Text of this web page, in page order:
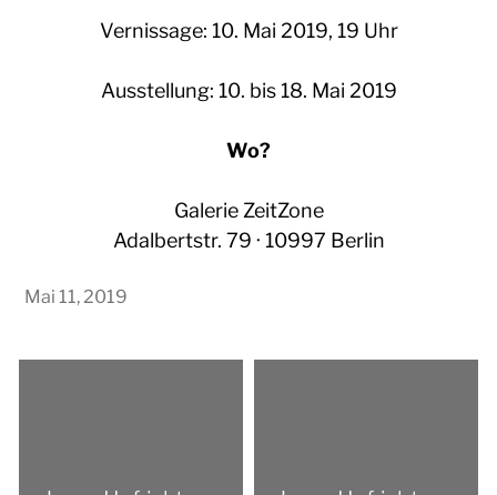
Vernissage: 10. Mai 2019, 19 Uhr
Ausstellung: 10. bis 18. Mai 2019
Wo?
Galerie ZeitZone
Adalbertstr. 79 · 10997 Berlin
Mai 11, 2019